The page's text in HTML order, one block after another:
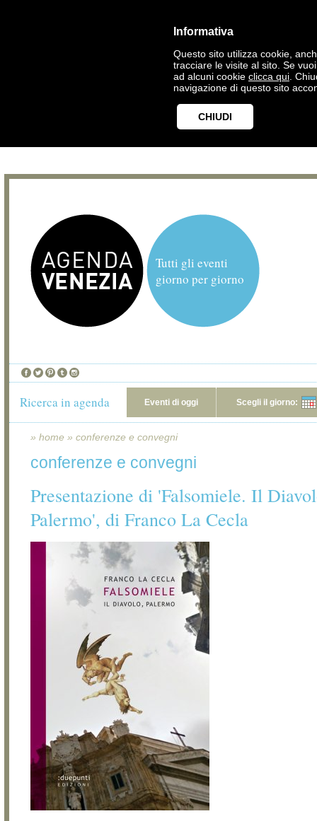
Informativa
Questo sito utilizza cookie,
tracciare le visite al sito. Se
ad alcuni cookie clicca qui .
navigazione di questo sito
CHIUDI
Tutti gli eventi
giorno per giorno
Ricerca in agenda Eventi di oggi Scegli il giorno:
» home » conferenze e convegni
conferenze e convegni
Presentazione di 'Falsomiele. Il
Palermo', di Franco La Cecla